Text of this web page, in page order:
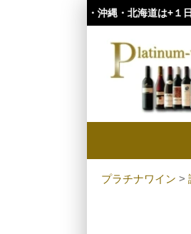
・沖縄・北海道は+１日 離島などは更
プラチナワイン >